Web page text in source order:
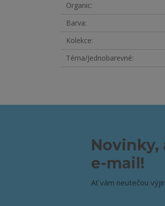
Organic
Barva
Kolekce
Téma/Jednobarevné
Novinky,
e-mail!
Ať vám neutečou